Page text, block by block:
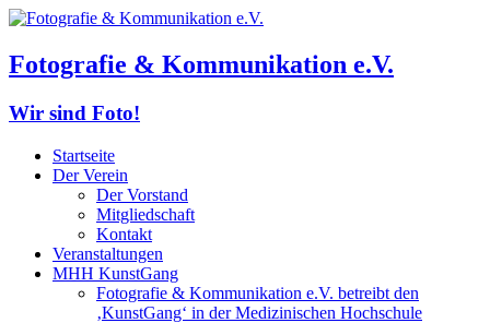
Fotografie & Kommunikation e.V.
Wir sind Foto!
Startseite
Der Verein
Der Vorstand
Mitgliedschaft
Kontakt
Veranstaltungen
MHH KunstGang
Fotografie & Kommunikation e.V. betreibt den
‚KunstGang‘ in der Medizinischen Hochschule